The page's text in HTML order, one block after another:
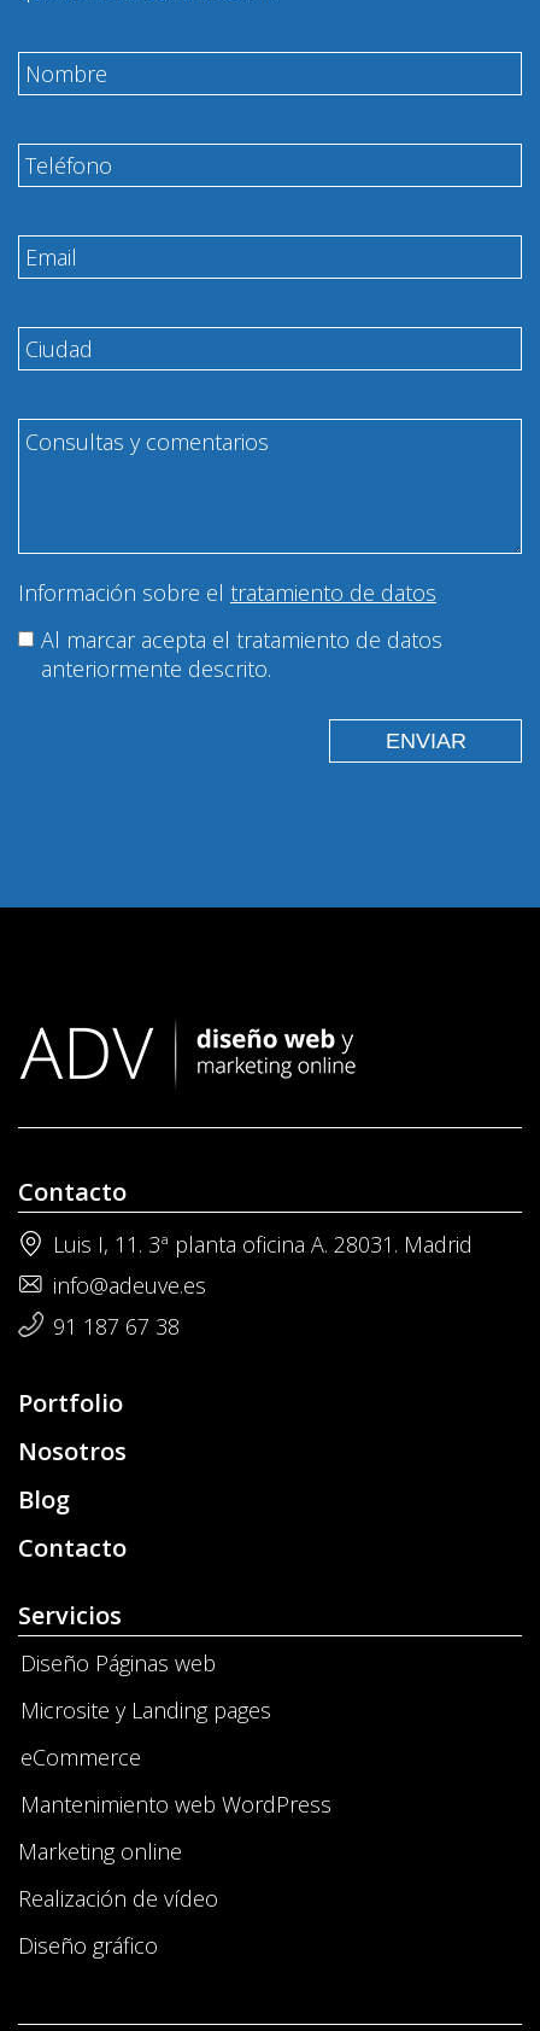
Información sobre el tratamiento de datos
Al marcar acepta el tratamiento de datos
anteriormente descrito.
Contacto
Luis I, 11. 3ª planta oficina A. 28031. Madrid
info@adeuve.es
91 187 67 38
Portfolio
Nosotros
Blog
Contacto
Servicios
Diseño Páginas web
Microsite y Landing pages
eCommerce
Mantenimiento web WordPress
Marketing online
Realización de vídeo
Diseño gráfico